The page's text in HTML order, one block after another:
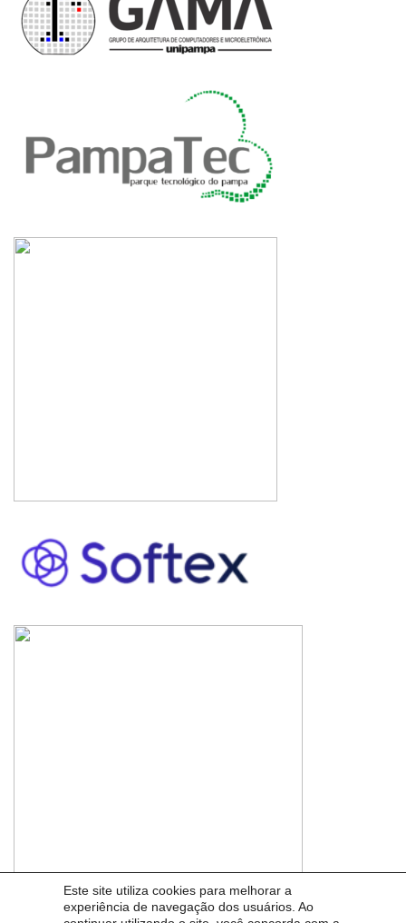
Este site utiliza cookies para melhorar a
experiência de navegação dos usuários. Ao